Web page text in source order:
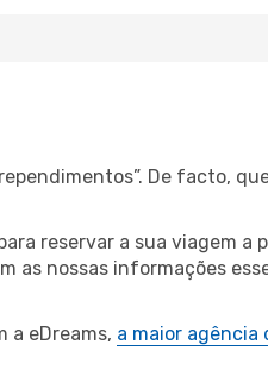
De facto,
reservar a sua viagem
as nossas informações
a eDreams, a maior agência